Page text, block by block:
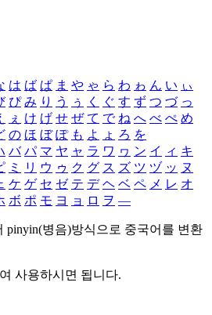
は ば ぱ ま や ゃ ら わ ゎ ん い ぃ
ぴ み り う ぅ く ぐ す ず つ づ っ
ぇ け げ せ ぜ て で ね へ べ ぺ め
の ほ ぼ ぽ も よ ょ ろ を
バ パ マ ヤ ャ ラ ワ ヮ ン イ ィ キ
ミ リ ウ ゥ ク グ ス ズ ツ ヅ ッ ヌ
ケ ゲ セ ゼ テ デ ヘ ベ ペ メ レ オ
ボ ポ モ ヨ ョ ロ ヲ ―
pinyin(병음)방식으로 중국어를 변환
사용하시면 됩니다.